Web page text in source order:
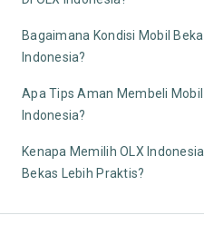
Bagaimana Kondisi Mobil
Indonesia?
Apa Tips Aman Membeli
Indonesia?
Kenapa Memilih OLX
Bekas Lebih Praktis?